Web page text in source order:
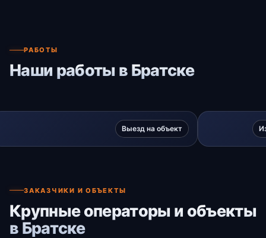
РАБОТЫ
Наши работы в Братске
Выезд на объект
ЗАКАЗЧИКИ И ОБЪЕКТЫ
Крупные операторы и объекты
в Братске